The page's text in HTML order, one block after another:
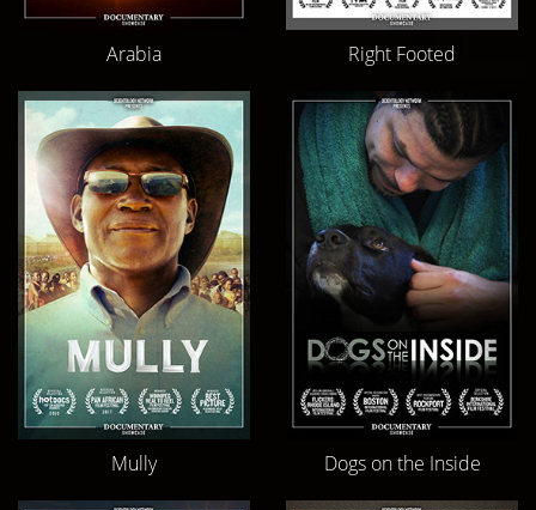
Arabia Right Footed
Mully Dogs on the Inside